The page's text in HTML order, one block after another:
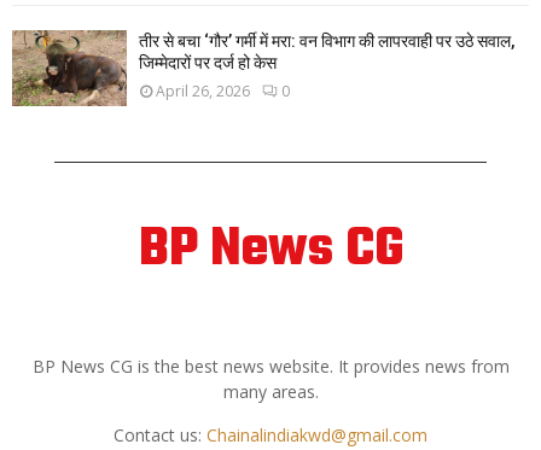
तीर से बचा ‘गौर’ गर्मी में मरा: वन विभाग की लापरवाही पर उठे सवाल,
जिम्मेदारों पर दर्ज हो केस
April 26, 2026 0
BP News CG
BP News CG is the best news website. It provides news from
many areas.
Contact us: Chainalindiakwd@gmail.com